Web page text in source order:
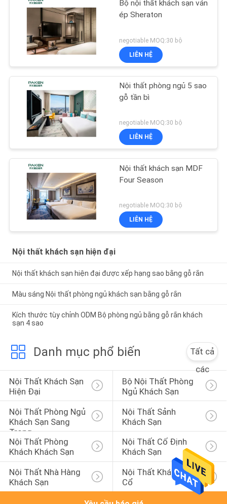
Bộ nội thất khách sạn ván
ép Sheraton
negotiable MOQ:30 bộ
LIÊN HỆ
Nội thất phòng ngủ 5 sao
gỗ tần bì
negotiable MOQ:30 bộ
LIÊN HỆ
Nội thất khách sạn MDF
Four Season
negotiable MOQ:30 bộ
LIÊN HỆ
Nội thất khách sạn hiện đại
Nội thất khách sạn hiện đại được xếp hạng sao bằng gỗ rắn
Màu sáng Nội thất phòng ngủ khách sạn bằng gỗ rắn
Kích thước tùy chỉnh ODM Bộ phòng ngủ bằng gỗ rắn khách
sạn 4 sao
Danh mục phổ biến
Tất cả
các
Nội Thất Khách Sạn
Hiện Đại
Bộ Nội Thất Phòng
Ngủ Khách Sạn
Nội Thất Phòng Ngủ
Khách Sạn Sang
Trọng
Nội Thất Sảnh
Khách Sạn
Nội Thất Phòng
Khách Khách Sạn
Nội Thất Cố Định
Khách Sạn
Nội Thất Nhà Hàng
Khách Sạn
Nội Thất Khách Sạn
Cổ